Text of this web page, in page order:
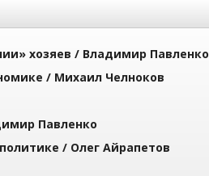
хозяев / Владимир Павленко
/ Михаил Челноков
Павленко
/ Олег Айрапетов